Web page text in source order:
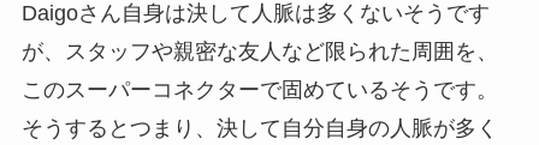
Daigoさん自身は決して人脈は多くないそうです
が、スタッフや親密な友人など限られた周囲を、
このスーパーコネクターで固めているそうです。
そうするとつまり、決して自分自身の人脈が多く